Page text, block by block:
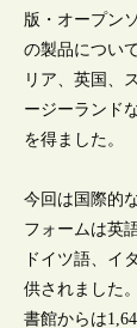
版・オープン
の製品につい
リア、英国、
ージーランド
を得ました。
今回は国際的
フォームは英
ドイツ語、イ
供されました
書館からは